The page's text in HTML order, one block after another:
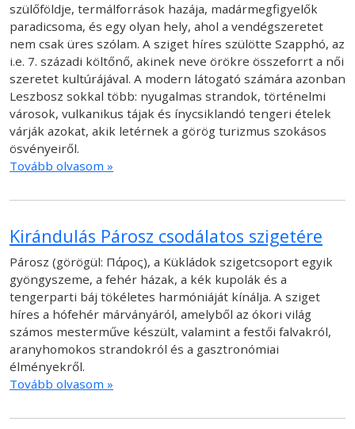
szülőföldje, termálforrások hazája, madármegfigyelők
paradicsoma, és egy olyan hely, ahol a vendégszeretet
nem csak üres szólam. A sziget híres szülötte Szapphó, az
i.e. 7. századi költőnő, akinek neve örökre összeforrt a női
szeretet kultúrájával. A modern látogató számára azonban
Leszbosz sokkal több: nyugalmas strandok, történelmi
városok, vulkanikus tájak és ínycsiklandó tengeri ételek
várják azokat, akik letérnek a görög turizmus szokásos
ösvényeiről.
Tovább olvasom »
Kirándulás Párosz csodálatos szigetére
Párosz (görögül: Πάρος), a Kükládok szigetcsoport egyik
gyöngyszeme, a fehér házak, a kék kupolák és a
tengerparti báj tökéletes harmóniáját kínálja. A sziget
híres a hófehér márványáról, amelyből az ókori világ
számos mesterműve készült, valamint a festői falvakról,
aranyhomokos strandokról és a gasztronómiai
élményekről.
Tovább olvasom »